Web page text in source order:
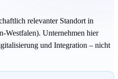
relevanter Standort in
Westfalen). Unternehmen hier
und Integration – nicht